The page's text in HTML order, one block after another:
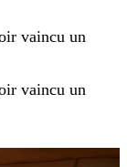
vaincu un
vaincu un